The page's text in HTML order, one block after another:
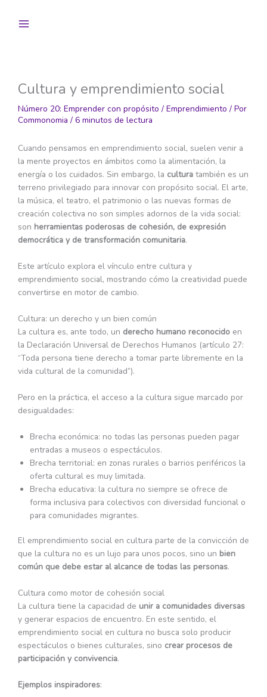
Cultura y emprendimiento social
Número 20: Emprender con propósito / Emprendimiento / Por
Commonomia / 6 minutos de lectura
Cuando pensamos en emprendimiento social, suelen venir a
la mente proyectos en ámbitos como la alimentación, la
energía o los cuidados. Sin embargo, la cultura también es un
terreno privilegiado para innovar con propósito social. El arte,
la música, el teatro, el patrimonio o las nuevas formas de
creación colectiva no son simples adornos de la vida social:
son herramientas poderosas de cohesión, de expresión
democrática y de transformación comunitaria.
Este artículo explora el vínculo entre cultura y
emprendimiento social, mostrando cómo la creatividad puede
convertirse en motor de cambio.
Cultura: un derecho y un bien común
La cultura es, ante todo, un derecho humano reconocido en
la Declaración Universal de Derechos Humanos (artículo 27:
“Toda persona tiene derecho a tomar parte libremente en la
vida cultural de la comunidad”).
Pero en la práctica, el acceso a la cultura sigue marcado por
desigualdades:
Brecha económica: no todas las personas pueden pagar
entradas a museos o espectáculos.
Brecha territorial: en zonas rurales o barrios periféricos la
oferta cultural es muy limitada.
Brecha educativa: la cultura no siempre se ofrece de
forma inclusiva para colectivos con diversidad funcional o
para comunidades migrantes.
El emprendimiento social en cultura parte de la convicción de
que la cultura no es un lujo para unos pocos, sino un bien
común que debe estar al alcance de todas las personas.
Cultura como motor de cohesión social
La cultura tiene la capacidad de unir a comunidades diversas
y generar espacios de encuentro. En este sentido, el
emprendimiento social en cultura no busca solo producir
espectáculos o bienes culturales, sino crear procesos de
participación y convivencia.
Ejemplos inspiradores: